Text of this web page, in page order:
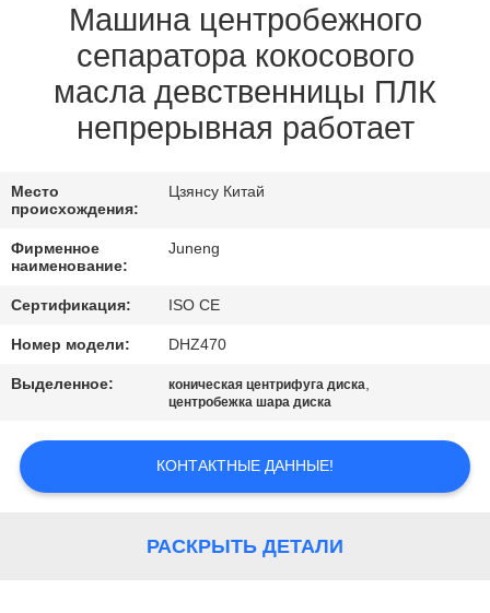
СВЯЖИТЕСЬ
НАМИ
НОВОСТИ
СЛУЧАИ
NEWS
САЙТА
Машина центробежного
сепаратора кокосового
масла девственницы ПЛК
непрерывная работает
Место
происхождения:
Цзянсу Китай
Фирменное
наименование:
Juneng
Сертификация: ISO CE
Номер модели: DHZ470
Выделенное: коническая центрифуга диска,
центробежка шара диска
КОНТАКТНЫЕ ДАННЫЕ!
РАСКРЫТЬ ДЕТАЛИ